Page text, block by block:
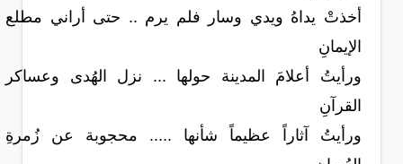
أخذتْ يداهُ ويدي وسار فلم يرم .. حتى أراني مطلع
الإيمانِ
ورأيتُ أعلامَ المدينة حولها ... نزل الهُدى وعساكر
القرآنِ
ورأيتُ آثاراً عظيماً شأنها ..... محجوبة عن زُمرةِ